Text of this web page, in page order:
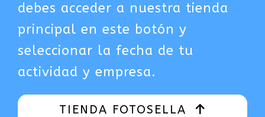
debes acceder a nuestra tienda
principal en este botón y
seleccionar la fecha de tu
actividad y empresa.
TIENDA FOTOSELLA